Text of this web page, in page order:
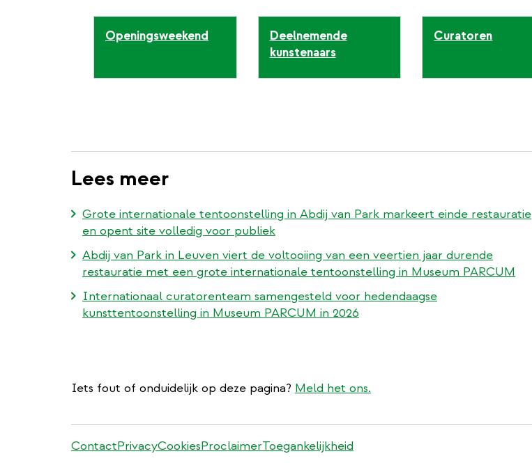
Openingsweekend
Deelnemende
kunstenaars
Curatoren
Lees meer
Grote internationale tentoonstelling in Abdij van Park markeert einde restauratie
en opent site volledig voor publiek
Abdij van Park in Leuven viert de voltooiing van een veertien jaar durende
restauratie met een grote internationale tentoonstelling in Museum PARCUM
Internationaal curatorenteam samengesteld voor hedendaagse
kunsttentoonstelling in Museum PARCUM in 2026
Iets fout of onduidelijk op deze pagina? Meld het ons.
Stadleuven
ContactPrivacyCookiesProclaimerToegankelijkheid